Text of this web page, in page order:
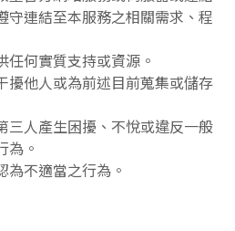
守連結至本服務之相關需求、程
任何實質支持或資源。
擾他人或為前述目前蒐集或儲存
三人產生困擾、不悅或違反一般
為。
為不適當之行為。